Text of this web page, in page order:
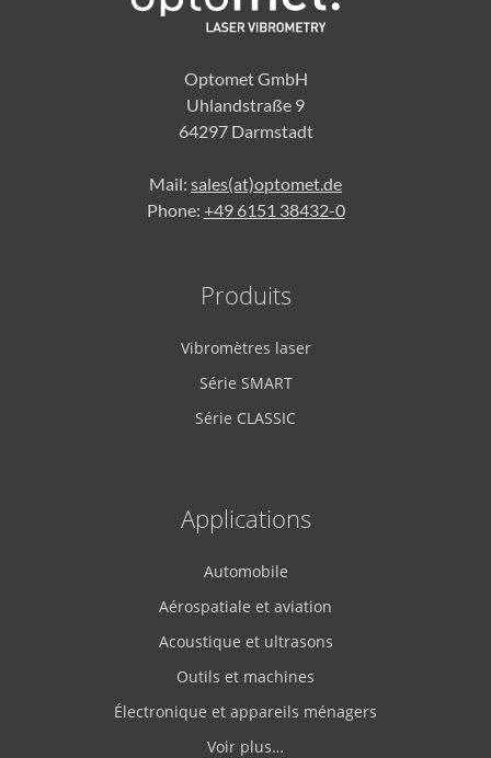
Optomet GmbH
Uhlandstraße 9
64297 Darmstadt
Mail: sales(at)optomet.de
Phone: +49 6151 38432-0
Produits
Vibromètres laser
Série SMART
Série CLASSIC
Applications
Automobile
Aérospatiale et aviation
Acoustique et ultrasons
Outils et machines
Électronique et appareils ménagers
Voir plus…